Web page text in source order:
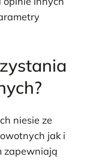
niesie ze
jak i
zapewniają